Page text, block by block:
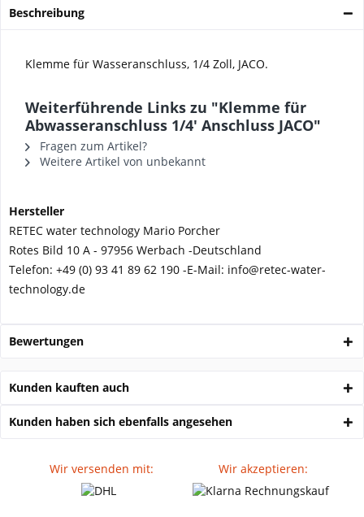
Beschreibung
Klemme für Wasseranschluss, 1/4 Zoll, JACO.
Weiterführende Links zu "Klemme für
Abwasseranschluss 1/4' Anschluss JACO"
Fragen zum Artikel?
Weitere Artikel von unbekannt
Hersteller
RETEC water technology Mario Porcher
Rotes Bild 10 A - 97956 Werbach -Deutschland
Telefon: +49 (0) 93 41 89 62 190 -E-Mail: info@retec-water-
technology.de
Bewertungen
Kunden kauften auch
Kunden haben sich ebenfalls angesehen
Wir versenden mit: Wir akzeptieren: